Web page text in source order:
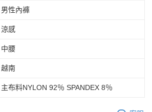
男性內褲
涼感
中腰
越南
主布料NYLON 92％ SPANDEX 8％